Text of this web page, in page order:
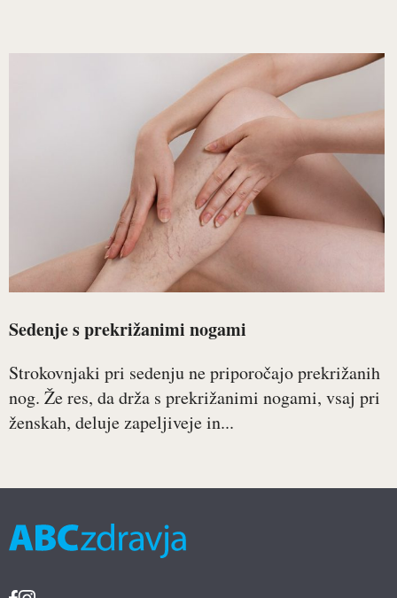
Sedenje s prekrižanimi nogami
Strokovnjaki pri sedenju ne priporočajo prekrižanih
nog. Že res, da drža s prekrižanimi nogami, vsaj pri
ženskah, deluje zapeljiveje in...